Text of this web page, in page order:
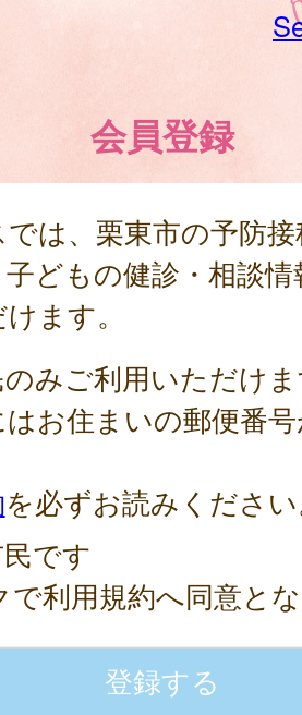
会員登録
は、栗東市の予防
どもの健診・相談
ます。
のみご利用いただけ
はお住まいの郵便番
を必ずお読みくださ
です
で利用規約へ同意と